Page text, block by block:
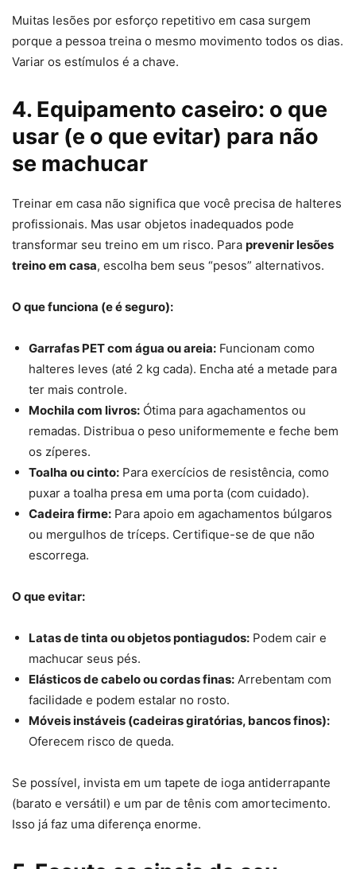
Muitas lesões por esforço repetitivo em casa surgem
porque a pessoa treina o mesmo movimento todos os dias.
Variar os estímulos é a chave.
4. Equipamento caseiro: o que
usar (e o que evitar) para não
se machucar
Treinar em casa não significa que você precisa de halteres
profissionais. Mas usar objetos inadequados pode
transformar seu treino em um risco. Para prevenir lesões
treino em casa, escolha bem seus “pesos” alternativos.
O que funciona (e é seguro):
Garrafas PET com água ou areia: Funcionam como
halteres leves (até 2 kg cada). Encha até a metade para
ter mais controle.
Mochila com livros: Ótima para agachamentos ou
remadas. Distribua o peso uniformemente e feche bem
os zíperes.
Toalha ou cinto: Para exercícios de resistência, como
puxar a toalha presa em uma porta (com cuidado).
Cadeira firme: Para apoio em agachamentos búlgaros
ou mergulhos de tríceps. Certifique-se de que não
escorrega.
O que evitar:
Latas de tinta ou objetos pontiagudos: Podem cair e
machucar seus pés.
Elásticos de cabelo ou cordas finas: Arrebentam com
facilidade e podem estalar no rosto.
Móveis instáveis (cadeiras giratórias, bancos finos):
Oferecem risco de queda.
Se possível, invista em um tapete de ioga antiderrapante
(barato e versátil) e um par de tênis com amortecimento.
Isso já faz uma diferença enorme.